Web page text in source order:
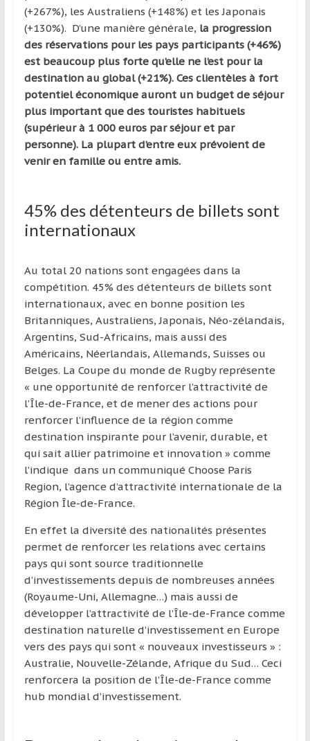
(+267%), les Australiens (+148%) et les Japonais
(+130%). D’une manière générale, la progression
des réservations pour les pays participants (+46%)
est beaucoup plus forte qu’elle ne l’est pour la
destination au global (+21%). Ces clientèles à fort
potentiel économique auront un budget de séjour
plus important que des touristes habituels
(supérieur à 1 000 euros par séjour et par
personne). La plupart d’entre eux prévoient de
venir en famille ou entre amis.
45% des détenteurs de billets sont
internationaux
Au total 20 nations sont engagées dans la
compétition. 45% des détenteurs de billets sont
internationaux, avec en bonne position les
Britanniques, Australiens, Japonais, Néo-zélandais,
Argentins, Sud-Africains, mais aussi des
Américains, Néerlandais, Allemands, Suisses ou
Belges. La Coupe du monde de Rugby représente
« une opportunité de renforcer l’attractivité de
l’Île-de-France, et de mener des actions pour
renforcer l’influence de la région comme
destination inspirante pour l’avenir, durable, et
qui sait allier patrimoine et innovation » comme
l’indique dans un communiqué Choose Paris
Region, l’agence d’attractivité internationale de la
Région Île-de-France.
En effet la diversité des nationalités présentes
permet de renforcer les relations avec certains
pays qui sont source traditionnelle
d’investissements depuis de nombreuses années
(Royaume-Uni, Allemagne…) mais aussi de
développer l’attractivité de l’Île-de-France comme
destination naturelle d’investissement en Europe
vers des pays qui sont « nouveaux investisseurs » :
Australie, Nouvelle-Zélande, Afrique du Sud… Ceci
renforcera la position de l’Île-de-France comme
hub mondial d’investissement.